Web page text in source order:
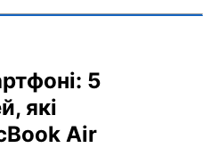
5
які
Air